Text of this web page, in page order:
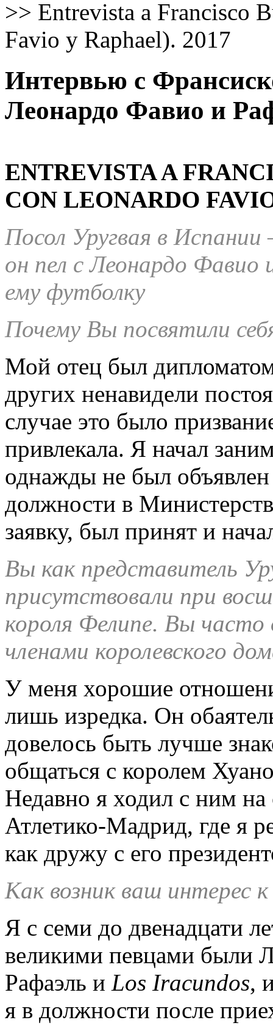
>> Entrevista a Francisco
Favio y Raphael). 2017
Интервью с
Леонардо Фавио и
ENTREVISTA A
CON LEONARDO
Посол Уругвая в Испании
он пел с Леонардо
ему футболку
Почему Вы посвятили
Мой отец был
других ненавидели
случае это было
привлекала. Я начал
однажды не был
должности в
заявку, был принят и
Вы как представитель
присутствовали при
короля Фелипе. Вы часто
членами королевского
У меня хорошие
лишь изредка. Он
довелось быть лучше
общаться с королем
Недавно я ходил с ним на
Атлетико-Мадрид, где я
как дружу с его
Как возник ваш интерес
Я с семи до двенадцати
великими певцами были
Рафаэль и Los Iracundos,
я в должности после